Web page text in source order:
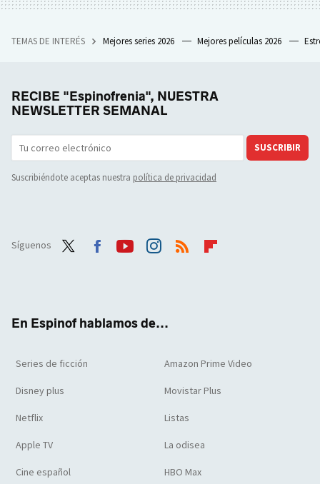
TEMAS DE INTERÉS Mejores series 2026 Mejores películas 2026
RECIBE "Espinofrenia", NUESTRA
NEWSLETTER SEMANAL
SUSCRIBIR
Suscribiéndote aceptas nuestra política de privacidad
Síguenos
En Espinof hablamos de...
Series de ficción Amazon Prime Video
Disney plus Movistar Plus
Netflix Listas
Apple TV La odisea
Cine español HBO Max